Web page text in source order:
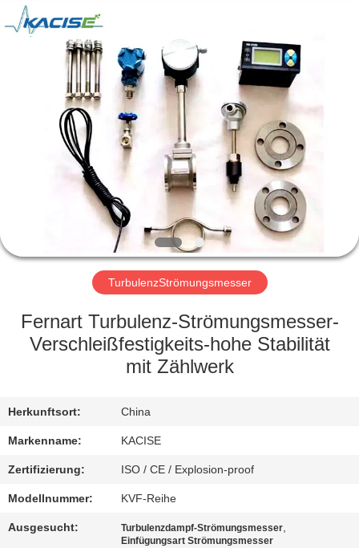
PRODUKTE
VIDEOS
ÜBER
UNS
FABRIK-
AUSFLUG
TRETEN
SIE
MIT
UNS
Kacise
Optronics
Co.,Ltd..
TurbulenzStrömungsmesser
Fernart Turbulenz-Strömungsmesser-
Verschleißfestigkeits-hohe Stabilität
mit Zählwerk
Herkunftsort: China
Markenname: KACISE
Zertifizierung: ISO / CE / Explosion-proof
Modellnummer: KVF-Reihe
Ausgesucht: Turbulenzdampf-Strömungsmesser,
Einfügungsart Strömungsmesser